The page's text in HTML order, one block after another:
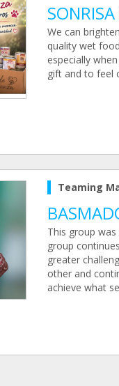
We can
quality wet
especially
gift and to feel
Teaming
This group
group
greater
other and
achieve what